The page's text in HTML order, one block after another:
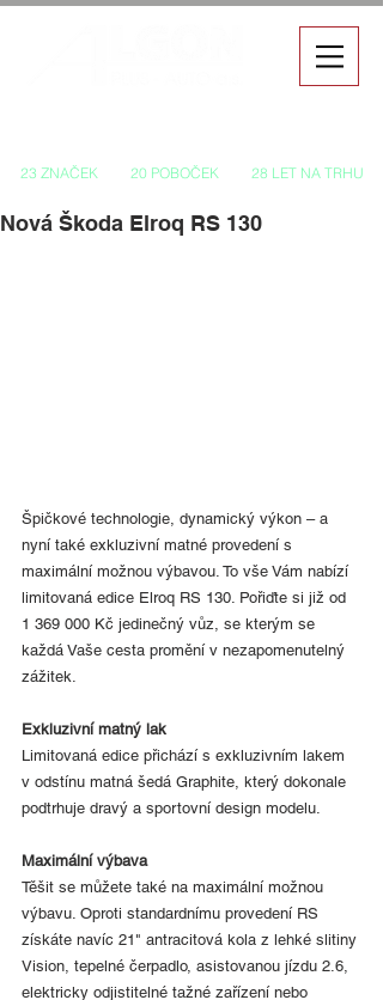
23 ZNAČEK 20 POBOČEK 28 LET NA TRHU
Nová Škoda Elroq RS 130
Špičkové technologie, dynamický výkon – a
nyní také exkluzivní matné provedení s
maximální možnou výbavou. To vše Vám nabízí
limitovaná edice Elroq RS 130. Pořiďte si již od
1 369 000 Kč jedinečný vůz, se kterým se
každá Vaše cesta promění v nezapomenutelný
zážitek.
Exkluzivní matný lak
Limitovaná edice přichází s exkluzivním lakem
v odstínu matná šedá Graphite, který dokonale
podtrhuje dravý a sportovní design modelu.
Maximální výbava
Těšit se můžete také na maximální možnou
výbavu. Oproti standardnímu provedení RS
získáte navíc 21" antracitová kola z lehké slitiny
Vision, tepelné čerpadlo, asistovanou jízdu 2.6,
elektricky odjistitelné tažné zařízení nebo